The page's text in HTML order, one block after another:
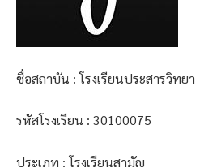
ชื่อสถาบัน : โรงเรียนประสารวิทยา
รหัสโรงเรียน : 30100075
ประเภท : โรงเรียนสามัญ